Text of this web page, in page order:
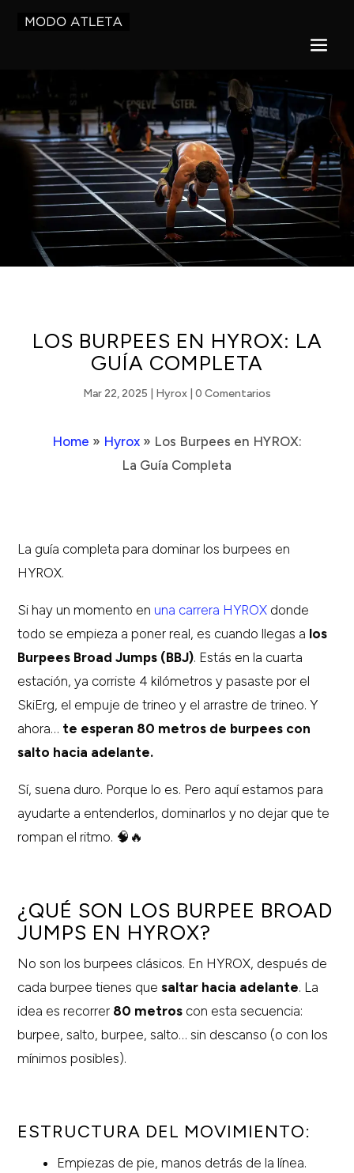
LOS BURPEES EN HYROX: LA
GUÍA COMPLETA
Mar 22, 2025 Hyrox 0 Comentarios
Home » Hyrox» Los Burpees en HYROX:
La Guía Completa
La guía completa para dominar los burpees en
HYROX.
Si hay un momento en una carrera HYROX donde
todo se empieza a poner real, es cuando llegas a los
Burpees Broad Jumps (BBJ). Estás en la cuarta
estación, ya corriste 4 kilómetros y pasaste por el
SkiErg, el empuje de trineo y el arrastre de trineo. Y
ahora… te esperan 80 metros de burpees con
salto hacia adelante.
Sí, suena duro. Porque lo es. Pero aquí estamos para
ayudarte a entenderlos, dominarlos y no dejar que te
rompan el ritmo. 🧠🔥
¿QUÉ SON LOS BURPEE BROAD
JUMPS EN HYROX?
No son los burpees clásicos. En HYROX, después de
cada burpee tienes quesaltar hacia adelante. La
idea es recorrer 80 metros con esta secuencia:
burpee, salto, burpee, salto… sin descanso (o con los
mínimos posibles).
ESTRUCTURA DEL MOVIMIENTO:
Empiezas de pie, manos detrás de la línea.